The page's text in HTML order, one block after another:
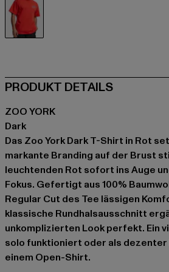
PRODUKT DETAILS
ZOO YORK
Dark
Das Zoo York Dark T-Shirt in Rot
markante Branding auf der Brust
leuchtenden Rot sofort ins Auge
Fokus. Gefertigt aus 100%
Regular Cut des Tee lässigen
klassische Rundhalsausschnitt
unkomplizierten Look perfekt. Ein
solo funktioniert oder als
einem Open-Shirt.